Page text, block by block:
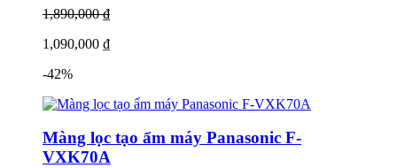
được ứng dụng trên màng lọc không khí Panasonic với công nghệ
sản xuất Nano giúp loại bỏ nhiều loại virus, vi khuẩn và tác nhân
gây dị ứng khác nhau.
Màng lọc không khí nói chung và màng lọc không khí Panasonic
nói riêng cần được vệ sinh định kỳ và thay mới theo khuyến cáo của
Panasonic để đảm bảo hiệu quả lọc không khí tốt nhất. Thời gian
thay thế màng lọc phụ thuộc vào từng Model máy và do hãng
Panasonic quy định.
1,890,000 ₫
1,090,000 ₫
-42%
Màng lọc tạo ẩm máy Panasonic F-
VXK70A